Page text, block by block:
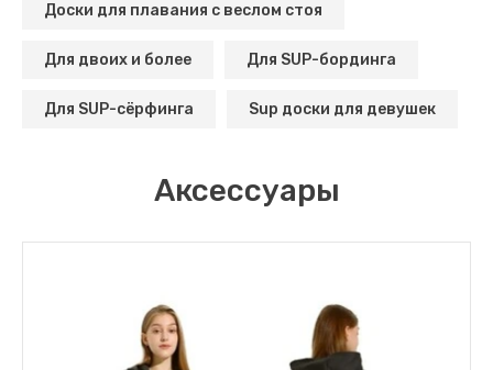
Доски для плавания с веслом стоя
Для двоих и более Для SUP-бординга
Для SUP-сёрфинга Sup доски для девушек
Аксессуары